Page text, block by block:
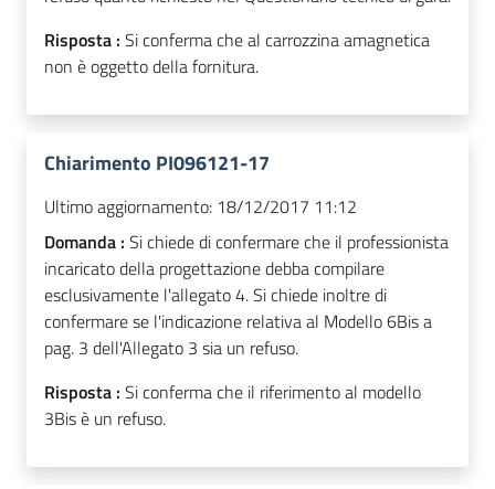
Risposta : Si conferma che al carrozzina amagnetica
non è oggetto della fornitura.
Chiarimento PI096121-17
Ultimo aggiornamento: 18/12/2017 11:12
Domanda : Si chiede di confermare che il professionista
incaricato della progettazione debba compilare
esclusivamente l'allegato 4. Si chiede inoltre di
confermare se l'indicazione relativa al Modello 6Bis a
pag. 3 dell'Allegato 3 sia un refuso.
Risposta : Si conferma che il riferimento al modello
3Bis è un refuso.